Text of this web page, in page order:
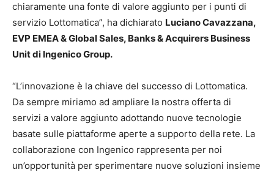
chiaramente una fonte di valore aggiunto per i punti di
servizio Lottomatica”, ha dichiarato Luciano Cavazzana,
EVP EMEA & Global Sales, Banks & Acquirers Business
Unit di Ingenico Group.
“L’innovazione è la chiave del successo di Lottomatica.
Da sempre miriamo ad ampliare la nostra offerta di
servizi a valore aggiunto adottando nuove tecnologie
basate sulle piattaforme aperte a supporto della rete. La
collaborazione con Ingenico rappresenta per noi
un’opportunità per sperimentare nuove soluzioni insieme